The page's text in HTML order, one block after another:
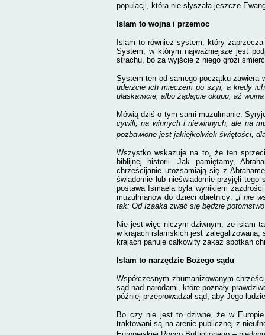
populacji, która nie słyszała jeszcze
Islam to wojna i przemoc
Islam to również system, który
System, w którym najważniejsze jest
strachu, bo za wyjście z niego grozi
System ten od samego początku zawiera
uderzcie ich mieczem po szyi; a kiedy
ułaskawicie, albo żądajcie okupu, aż
Mówią dziś o tym sami muzułmanie.
cywili, na winnych i niewinnych, ale na
pozbawione jest jakiejkolwiek świętości,
Wszystko wskazuje na to, że ten
biblijnej historii. Jak pamiętamy,
c hrześcijanie utożsamiają się z
świadomie lub nieświadomie przyjęli tego
postawa Ismaela była wynikiem
muzułmanów do dzieci obietnicy:
„I nie
tak: Od Izaaka zwać się będzie potomstwo
Nie jest więc niczym dziwnym, że islam
w krajach islamskich jest zalegalizowana,
krajach panuje całkowity zakaz spotkań
Islam to narzędzie Bożego sądu
Współczesnym zhumanizowanym
sąd nad narodami, które poznały
później przeprowadzał sąd, aby Jego
Bo czy nie jest to dziwne, że w Europie
traktowani są na arenie publicznej z